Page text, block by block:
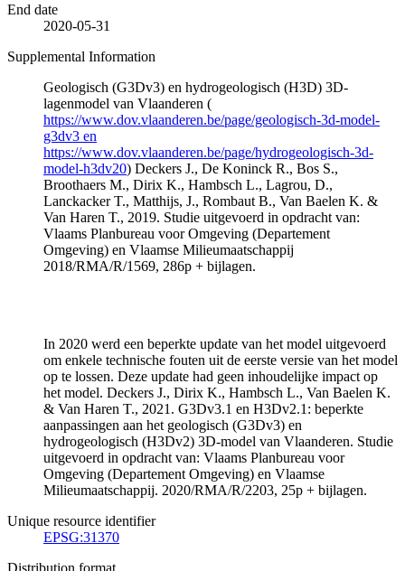
End date
2020-05-31
Supplemental Information
Geologisch (G3Dv3) en hydrogeologisch (H3D) 3D-
lagenmodel van Vlaanderen (
https://www.dov.vlaanderen.be/page/geologisch-3d-model-
g3dv3 en
https://www.dov.vlaanderen.be/page/hydrogeologisch-3d-
model-h3dv20) Deckers J., De Koninck R., Bos S.,
Broothaers M., Dirix K., Hambsch L., Lagrou, D.,
Lanckacker T., Matthijs, J., Rombaut B., Van Baelen K. &
Van Haren T., 2019. Studie uitgevoerd in opdracht van:
Vlaams Planbureau voor Omgeving (Departement
Omgeving) en Vlaamse Milieumaatschappij
2018/RMA/R/1569, 286p + bijlagen.
In 2020 werd een beperkte update van het model uitgevoerd
om enkele technische fouten uit de eerste versie van het model
op te lossen. Deze update had geen inhoudelijke impact op
het model. Deckers J., Dirix K., Hambsch L., Van Baelen K.
& Van Haren T., 2021. G3Dv3.1 en H3Dv2.1: beperkte
aanpassingen aan het geologisch (G3Dv3) en
hydrogeologisch (H3Dv2) 3D-model van Vlaanderen. Studie
uitgevoerd in opdracht van: Vlaams Planbureau voor
Omgeving (Departement Omgeving) en Vlaamse
Milieumaatschappij. 2020/RMA/R/2203, 25p + bijlagen.
Unique resource identifier
EPSG:31370
Distribution format